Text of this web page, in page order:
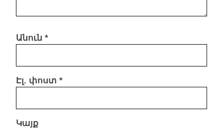
Անուն *
Էլ. փոստ *
Կայք